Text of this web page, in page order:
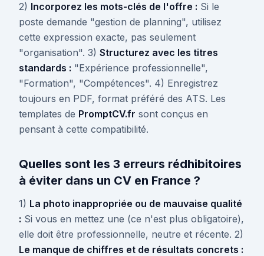
2) Incorporez les mots-clés de l'offre : Si le
poste demande "gestion de planning", utilisez
cette expression exacte, pas seulement
"organisation". 3) Structurez avec les titres
standards : "Expérience professionnelle",
"Formation", "Compétences". 4) Enregistrez
toujours en PDF, format préféré des ATS. Les
templates de PromptCV.fr sont conçus en
pensant à cette compatibilité.
Quelles sont les 3 erreurs rédhibitoires
à éviter dans un CV en France ?
1) La photo inappropriée ou de mauvaise qualité
: Si vous en mettez une (ce n'est plus obligatoire),
elle doit être professionnelle, neutre et récente. 2)
Le manque de chiffres et de résultats concrets :